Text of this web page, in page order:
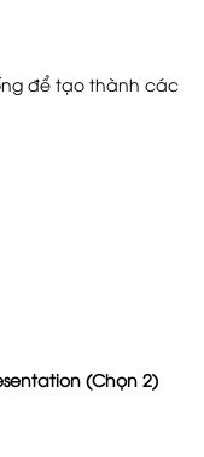
để tạo thành các
(Chọn 2)